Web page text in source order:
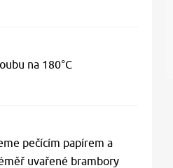
na 180°C
pečícím papírem a
uvařené brambory